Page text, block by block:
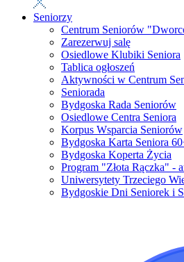
Seniorzy
Centrum Seniorów
Zarezerwuj salę
Osiedlowe Klubiki Seniora
Tablica ogłoszeń
Aktywności w Centrum
Seniorada
Bydgoska Rada Seniorów
Osiedlowe Centra Seniora
Korpus Wsparcia Seniorów
Bydgoska Karta Seniora
Bydgoska Koperta Życia
Program "Złota Rączka" -
Uniwersytety Trzeciego
Bydgoskie Dni Seniorek i